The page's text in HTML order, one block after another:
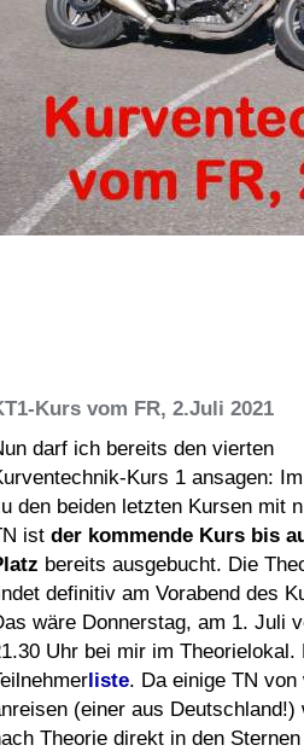
Kurs vom FR, 2.Juli 2021
darf ich bereits den vierten
Kurs 1 ansagen:
den beiden letzten Kursen mit
ist der kommende Kurs bis
bereits ausgebucht. Die
definitiv am Vorabend des
wäre Donnerstag, am 1. Juli
Uhr bei mir im Theorielokal.
liste. Da einige TN von
(einer aus Deutschland!)
Theorie direkt in den